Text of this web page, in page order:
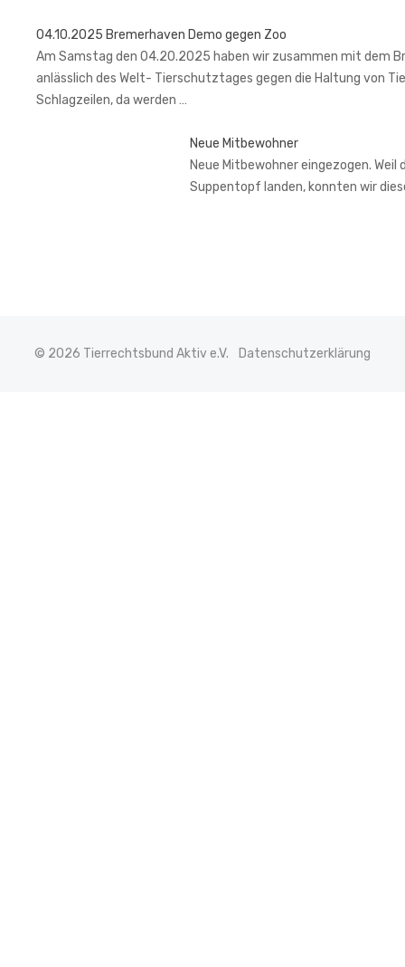
04.10.2025 Bremerhaven Demo gegen Zoo
Am Samstag den 04.20.2025 haben wir zusammen mit dem
anlässlich des Welt- Tierschutztages gegen die Haltung von
Schlagzeilen, da werden …
Neue Mitbewohner
Neue Mitbewohner eingezogen.
Suppentopf landen, konnten wir
© 2026 Tierrechtsbund Aktiv e.V. Datenschutzerklärung